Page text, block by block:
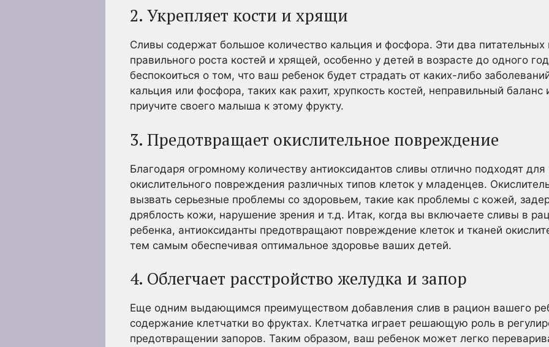
2. Укрепляет кости и хрящи
Сливы содержат большое количество кальция и фосфора. Эти два
правильного роста костей и хрящей, особенно у детей в возрасте до одного
беспокоиться о том, что ваш ребенок будет страдать от каких-либо
кальция или фосфора, таких как рахит, хрупкость костей, неправильный баланс
приучите своего малыша к этому фрукту.
3. Предотвращает окислительное повреждение
Благодаря огромному количеству антиоксидантов сливы отлично подходят
окислительного повреждения различных типов клеток у младенцев.
вызвать серьезные проблемы со здоровьем, такие как проблемы с кожей,
дряблость кожи, нарушение зрения и т.д. Итак, когда вы включаете сливы в
ребенка, антиоксиданты предотвращают повреждение клеток и тканей
тем самым обеспечивая оптимальное здоровье ваших детей.
4. Облегчает расстройство желудка и запор
Еще одним выдающимся преимуществом добавления слив в рацион вашего
содержание клетчатки во фруктах. Клетчатка играет решающую роль в
предотвращении запоров. Таким образом, ваш ребенок может легко